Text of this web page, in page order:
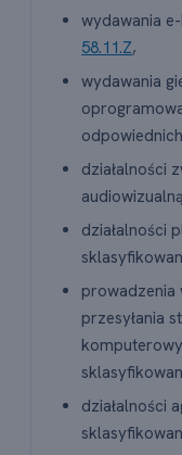
wydawania
58.11.Z,
wydawania
działalności
działalności
prowadzenia
przesyłania
działalności